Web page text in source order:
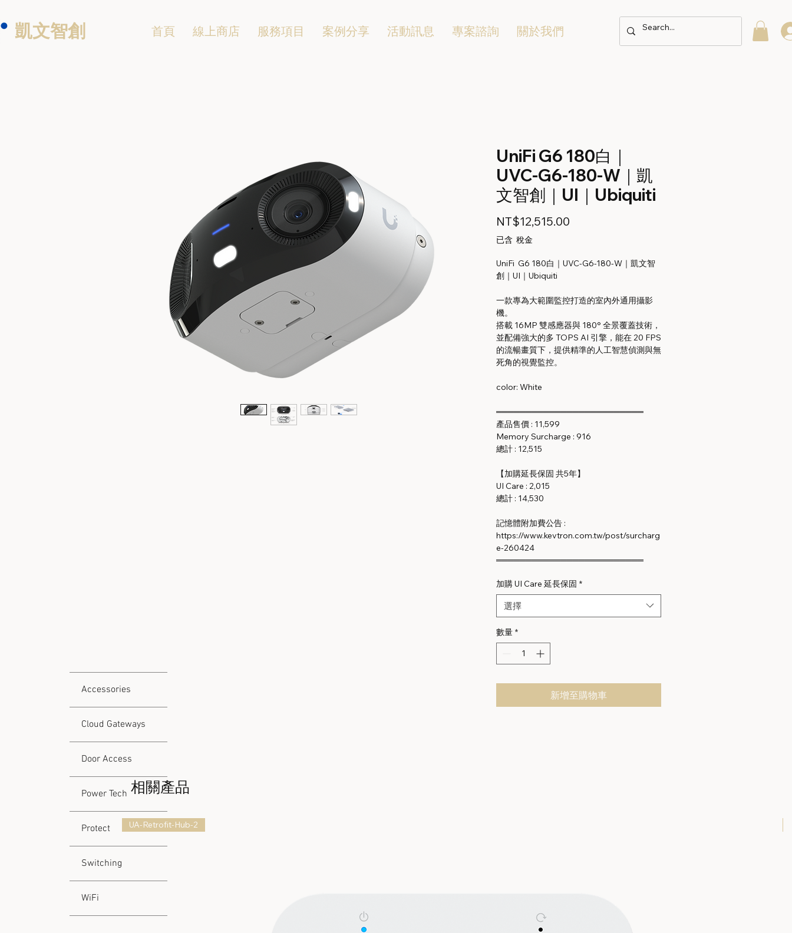
凱文智創 首頁 線上商店 服務項目 案例分享 活動訊息 專案諮詢 關於我們
Accessories
Cloud Gateways
Door Access
Power Tech
Protect
Switching
WiFi
UniFi G6 180白｜
UVC-G6-180-W｜凱
文智創｜UI｜Ubiquiti
NT$12,515.00
已含 稅金
UniFi G6 180白｜UVC-G6-180-W｜凱文智
創｜UI｜Ubiquiti
一款專為大範圍監控打造的室內外通用攝影
機。
搭載 16MP 雙感應器與 180° 全景覆蓋技術，
並配備強大的多 TOPS AI 引擎，能在 20 FPS
的流暢畫質下，提供精準的人工智慧偵測與無
死角的視覺監控。
color: White
═════════════════════════
產品售價 : 11,599
Memory Surcharge : 916
總計 : 12,515
【加購延長保固 共5年】
UI Care : 2,015
總計 : 14,530
記憶體附加費公告 :
https://www.kevtron.com.tw/post/surcharg
e-260424
═════════════════════════
加購 UI Care 延長保固 *
選擇
數量 *
新增至購物車
相關產品
UA-Retrofit-Hub-2